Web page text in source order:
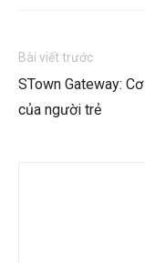
Bài viết trước
STown Gateway:
của người trẻ